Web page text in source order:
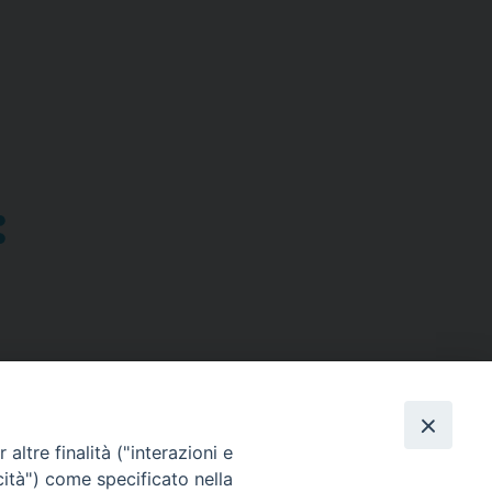
altre finalità ("interazioni e
come specificato nella